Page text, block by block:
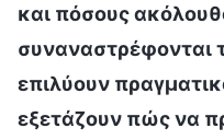
και πόσους
συναναστρέφονται
επιλύουν
εξετάζουν πώς να